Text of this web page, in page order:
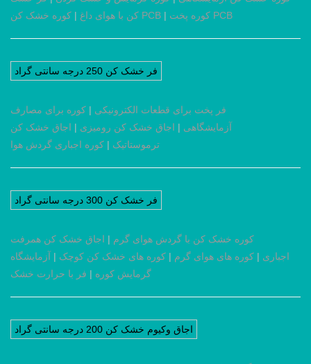
کن با هوای داغ | کوره خشک کن PCB | کوره پخت PCB
فر خشک کن 250 درجه سانتی گراد
فر پخت برای قطعات الکترونیکی | کوره برای مصارف
آزمایشگاهی | اجاق خشک کن رومیزی | اجاق خشک کن
ترموستاتیک | کوره اجباری گردش هوا
فر خشک کن 300 درجه سانتی گراد
کوره خشک کن با گردش هوای گرم | اجاق خشک کن همرفت
اجباری | کوره های هوای گرم | کوره های خشک کن کوچک | آزمایشگاه
گرمایش کوره | فر با حرارت خشک
اجاق وکیوم خشک کن 200 درجه سانتی گراد